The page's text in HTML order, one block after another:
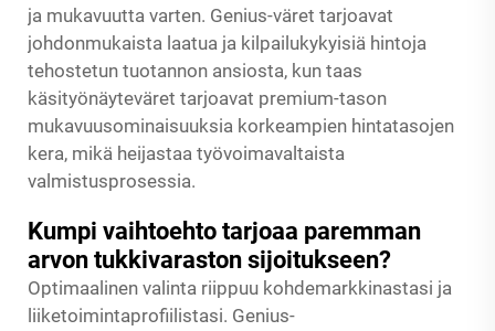
ja mukavuutta varten. Genius-väret tarjoavat
johdonmukaista laatua ja kilpailukykyisiä hintoja
tehostetun tuotannon ansiosta, kun taas
käsityönäyteväret tarjoavat premium-tason
mukavuusominaisuuksia korkeampien hintatasojen
kera, mikä heijastaa työvoimavaltaista
valmistusprosessia.
Kumpi vaihtoehto tarjoaa paremman
arvon tukkivaraston sijoitukseen?
Optimaalinen valinta riippuu kohdemarkkinastasi ja
liiketoimintaprofiilistasi. Genius-